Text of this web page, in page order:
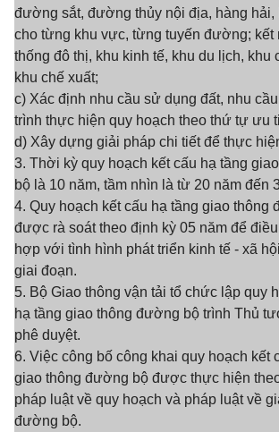
đường sắt, đường thủy nội địa, hàng hải,
cho từng khu vực, từng tuyến đường; kết
thống đô thị, khu kinh tế, khu du lịch, khu
khu chế xuất;
c) Xác định nhu cầu sử dụng đất, nhu
trình thực hiện quy hoạch theo thứ tự ưu
d) Xây dựng giải pháp chi tiết để thực
3. Thời kỳ quy hoạch kết cấu hạ tầng
bộ là 10 năm, tầm nhìn là từ 20 năm đến
4. Quy hoạch kết cấu hạ tầng giao thông
được rà soát theo định kỳ 05 năm để
hợp với tình hình phát triển kinh tế - xã
giai đoạn.
5. Bộ Giao thông vận tải tổ chức lập quy
hạ tầng giao thông đường bộ trình Thủ
phê duyệt.
6. Việc công bố công khai quy hoạch kết
giao thông đường bộ được thực hiện
pháp luật về quy hoạch và pháp luật về
đường bộ.